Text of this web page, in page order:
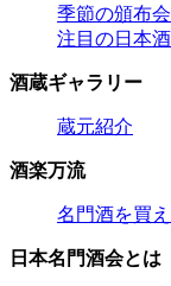
季節の頒布会
注目の日本
酒蔵ギャラリー
蔵元紹介
酒楽万流
名門酒を買
日本名門酒会とは